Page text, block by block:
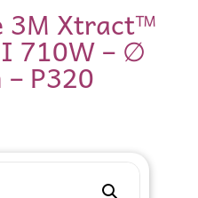
3M Xtract™
710W – ∅
P320